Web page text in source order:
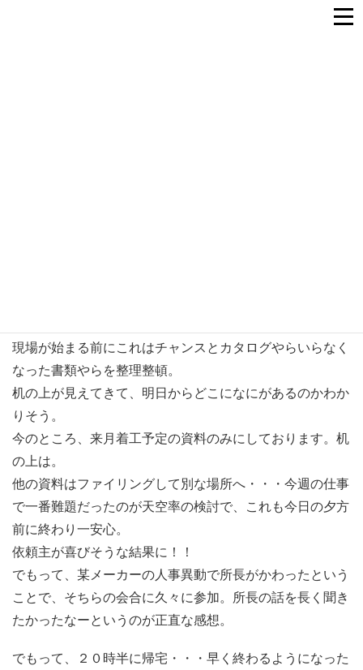
現場が始まる前にこれはチャンスとカタログやらいらなく
なった書類やらを整理整頓。
机の上が見えてきて、明日からどこになにがあるのかわか
りそう。
今のところ、来月着工予定の資料のみにしております。机
の上は。
他の資料はファイリングして別な場所へ・・・今週の仕事
で一番難題だったのが天空率の検討で、これも今日の夕方
前に終わり一安心。
依頼主が喜びそうな結果に！！
でもって、某メーカーの人事異動で所長がかわったという
ことで、そちらの会合に久々に参加。所長の話を長く聞き
たかったなーというのが正直な感想。
でもって、２０時半に帰宅・・・早く終わるようになった